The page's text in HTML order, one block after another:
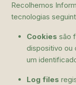
Recolhemos
tecnologias
Cookies são
dispositivo ou
um
Log files